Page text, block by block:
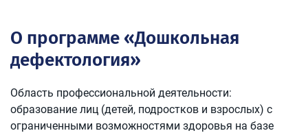
О программе «Дошкольная
дефектология»
Область профессиональной деятельности:
образование лиц (детей, подростков и взрослых) с
ограниченными возможностями здоровья на базе